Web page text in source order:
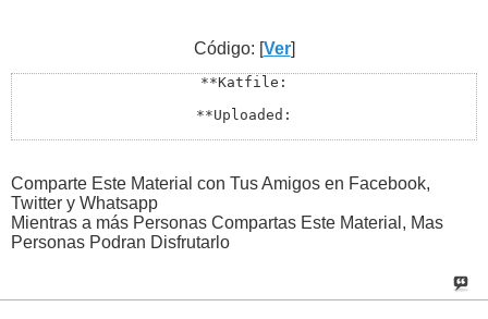
Código: [Ver]
**Katfile:
**Uploaded:
**Filefactory:
**Rapidgator:
**Todos los Enlaces Estan en Lupaste:
Comparte Este Material con Tus Amigos en Facebook,
Twitter y Whatsapp
Mientras a más Personas Compartas Este Material, Mas
Personas Podran Disfrutarlo